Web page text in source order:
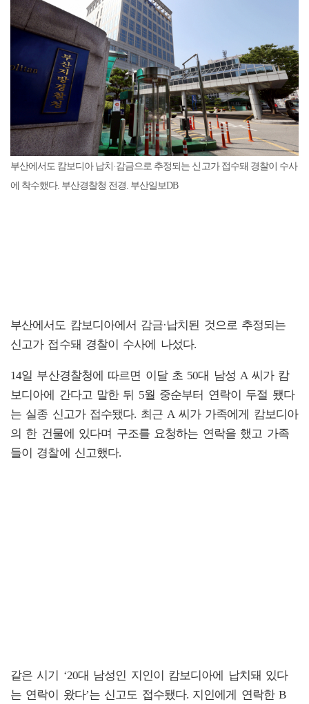
부산에서도 캄보디아 납치·감금으로 추정되는 신고가 접수돼 경찰이 수사
에 착수했다. 부산경찰청 전경. 부산일보DB
부산에서도 캄보디아에서 감금·납치된 것으로 추정되는
신고가 접수돼 경찰이 수사에 나섰다.
14일 부산경찰청에 따르면 이달 초 50대 남성 A 씨가 캄
보디아에 간다고 말한 뒤 5월 중순부터 연락이 두절 됐다
는 실종 신고가 접수됐다. 최근 A 씨가 가족에게 캄보디아
의 한 건물에 있다며 구조를 요청하는 연락을 했고 가족
들이 경찰에 신고했다.
같은 시기 ‘20대 남성인 지인이 캄보디아에 납치돼 있다
는 연락이 왔다’는 신고도 접수됐다. 지인에게 연락한 B